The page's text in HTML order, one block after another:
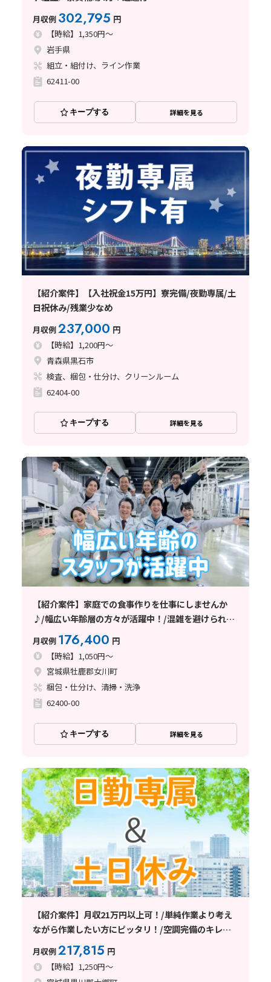
月収例 302,795 円
【時給】1,350円～
岩手県
組立・組付け、ライン作業
62411-00
キープする 詳細を見る
【紹介案件】【入社祝金15万円】寮完備/夜勤専属/土
日祝休み/残業少なめ
月収例237,000 円
【時給】1,200円～
青森県黒石市
検査、梱包・仕分け、クリーンルーム
62404-00
キープする 詳細を見る
【紹介案件】家庭での食事作りを仕事にしませんか
♪/幅広い年齢層の方々が活躍中！/混雑を避けられる
シフト休日制
月収例 176,400 円
【時給】1,050円～
宮城県牡鹿郡女川町
梱包・仕分け、清掃・洗浄
62400-00
キープする 詳細を見る
【紹介案件】月収21万円以上可！/単純作業より考え
ながら作業したい方にピッタリ！/空調完備のキレイ
で快適な職場環境♪
月収例217,815 円
【時給】1,250円～